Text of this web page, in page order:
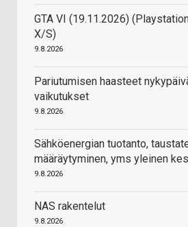
GTA VI (19.11.2026)
X/S)
9.8.2026
Pariutumisen haasteet
vaikutukset
9.8.2026
Sähköenergian tuotanto,
määräytyminen, yms yleinen
9.8.2026
NAS rakentelut
9.8.2026